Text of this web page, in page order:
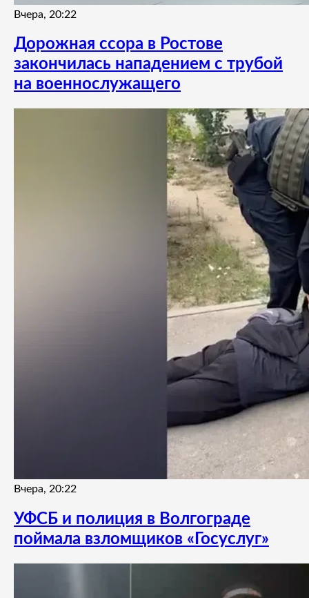
Вчера, 20:22
Дорожная ссора в Ростове
закончилась нападением с трубой
на военнослужащего
Вчера, 20:22
УФСБ и полиция в Волгограде
поймала взломщиков «Госуслуг»